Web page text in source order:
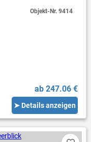
ab 247.06 €
➤ Details anzeigen
Objekt-Nr.9414